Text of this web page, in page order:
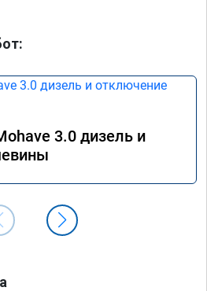
3.0 дизель и